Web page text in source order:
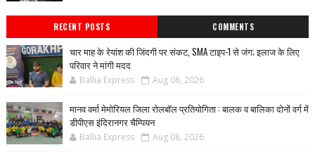
RECENT POSTS COMMENTS
चार माह के रेयांश की जिंदगी पर संकट, SMA टाइप-1 से जंग; इलाज के लिए
परिवार ने मांगी मदद
Ballia Express Aug 08, 2026
मानव वर्मा मेमोरियल जिला रोलबॉल प्रतियोगिता : बालक व बालिका दोनों वर्ग में
डीपीएस इंदिरानगर चैम्पियन
Ballia Express Aug 08, 2026